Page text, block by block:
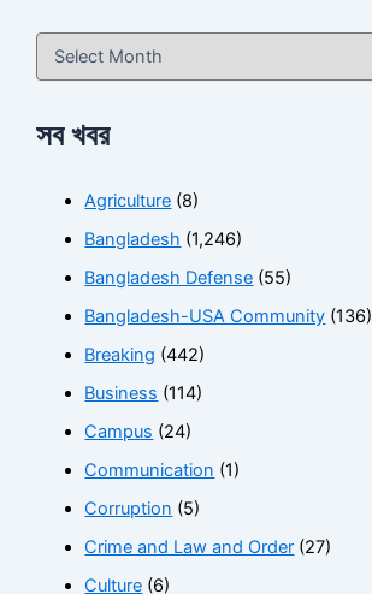
সব খবর
Agriculture (8)
Bangladesh (1,246)
Bangladesh Defense (55)
Bangladesh-USA Community (136)
Breaking (442)
Business (114)
Campus (24)
Communication (1)
Corruption (5)
Crime and Law and Order (27)
Culture (6)